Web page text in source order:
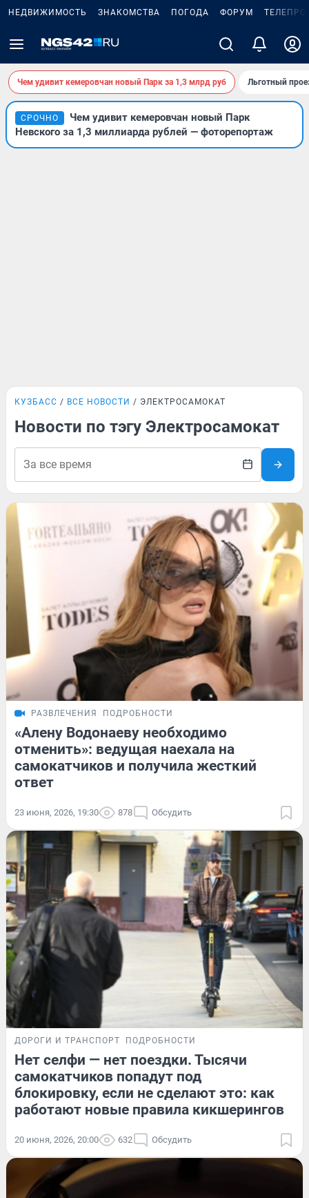
НЕДВИЖИМОСТЬ ЗНАКОМСТВА ПОГОДА ФОРУМ
Чем удивит кемеровчан новый Парк за 1,3 млрд руб Льготный
СРОЧНО
Чем удивит кемеровчан новый Парк
Невского за 1,3 миллиарда рублей — фоторепортаж
КУЗБАСС ВСЕ НОВОСТИ ЭЛЕКТРОСАМОКАТ
Новости по тэгу Электросамокат
РАЗВЛЕЧЕНИЯ ПОДРОБНОСТИ
«Алену Водонаеву необходимо
отменить»: ведущая наехала на
самокатчиков и получила жесткий
ответ
23 июня, 2026, 19:30 878 Обсудить
ДОРОГИ И ТРАНСПОРТ ПОДРОБНОСТИ
Нет селфи — нет поездки. Тысячи
самокатчиков попадут под
блокировку, если не сделают это: как
работают новые правила кикшерингов
20 июня, 2026, 20:00 632 Обсудить